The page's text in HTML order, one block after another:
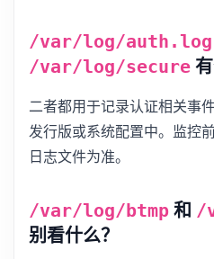
/var/log/auth.log
/var/log/secure
二者都用于记录认证相关事
发行版或系统配置中。监控
日志文件为准。
/var/log/btmp 和 /
别看什么？